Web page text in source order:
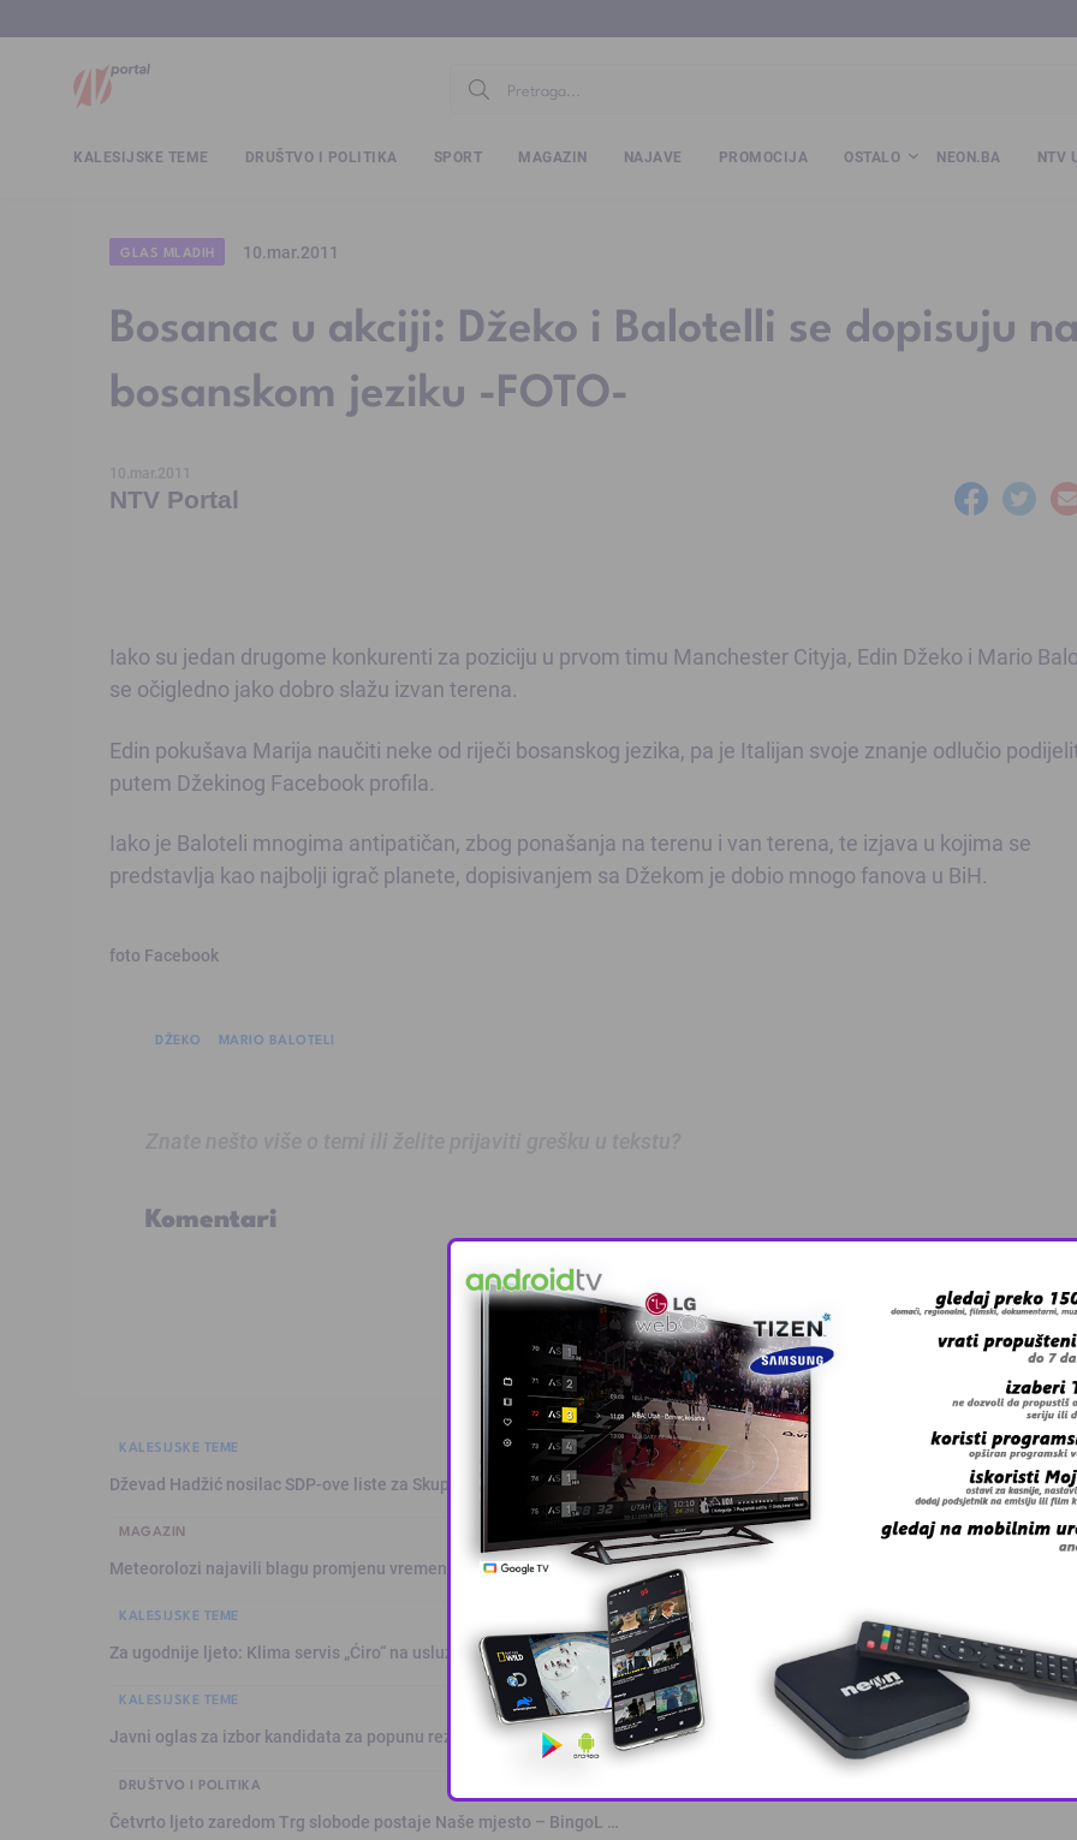
KALESIJSKE TEME DRUŠTVO I POLITIKA SPORT MAGAZIN NAJAVE PROMOCIJA OSTALO NEON.BA NTV
GLAS MLADIH 10.mar.2011
Bosanac u akciji: Džeko i Balotelli se dopisuju na
bosanskom jeziku -FOTO-
10.mar.2011
NTV Portal
Iako su jedan drugome konkurenti za poziciju u prvom timu Manchester Cityja, Edin Džeko i Mario
se očigledno jako dobro slažu izvan terena.
Edin pokušava Marija naučiti neke od riječi bosanskog jezika, pa je Italijan svoje znanje odlučio
putem Džekinog Facebook profila.
Iako je Baloteli mnogima antipatičan, zbog ponašanja na terenu i van terena, te izjava u kojima se
predstavlja kao najbolji igrač planete, dopisivanjem sa Džekom je dobio mnogo fanova u BiH.
foto Facebook
DŽEKO MARIO BALOTELI
Komentari
KALESIJSKE TEME
Dževad Hadžić nosilac SDP-ove liste za Skupštinu Tuzlanskog kanton …
MAGAZIN
Meteorolozi najavili blagu promjenu vremena: Sutra pljuskovi i grmljav …
KALESIJSKE TEME
Za ugodnije ljeto: Klima servis „Ćiro“ na usluzi građanima
KALESIJSKE TEME
Javni oglas za izbor kandidata za popunu rezervne liste kvalifikovanih …
DRUŠTVO I POLITIKA
Četvrto ljeto zaredom Trg slobode postaje Naše mjesto – BingoL …